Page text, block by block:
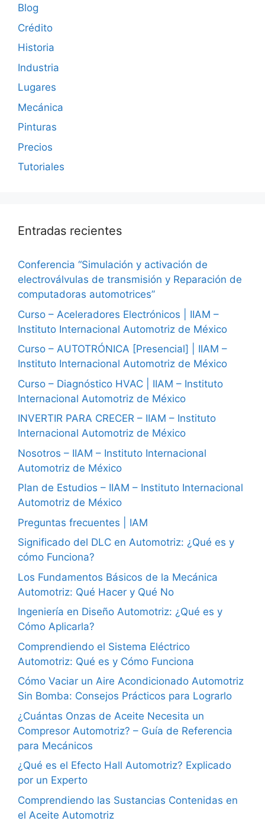
Blog
Crédito
Historia
Industria
Lugares
Mecánica
Pinturas
Precios
Tutoriales
Entradas recientes
Conferencia “Simulación y activación de
electroválvulas de transmisión y Reparación de
computadoras automotrices”
Curso – Aceleradores Electrónicos | IIAM –
Instituto Internacional Automotriz de México
Curso – AUTOTRÓNICA [Presencial] | IIAM –
Instituto Internacional Automotriz de México
Curso – Diagnóstico HVAC | IIAM – Instituto
Internacional Automotriz de México
INVERTIR PARA CRECER – IIAM – Instituto
Internacional Automotriz de México
Nosotros – IIAM – Instituto Internacional
Automotriz de México
Plan de Estudios – IIAM – Instituto Internacional
Automotriz de México
Preguntas frecuentes | IAM
Significado del DLC en Automotriz: ¿Qué es y
cómo Funciona?
Los Fundamentos Básicos de la Mecánica
Automotriz: Qué Hacer y Qué No
Ingeniería en Diseño Automotriz: ¿Qué es y
Cómo Aplicarla?
Comprendiendo el Sistema Eléctrico
Automotriz: Qué es y Cómo Funciona
Cómo Vaciar un Aire Acondicionado Automotriz
Sin Bomba: Consejos Prácticos para Lograrlo
¿Cuántas Onzas de Aceite Necesita un
Compresor Automotriz? – Guía de Referencia
para Mecánicos
¿Qué es el Efecto Hall Automotriz? Explicado
por un Experto
Comprendiendo las Sustancias Contenidas en
el Aceite Automotriz